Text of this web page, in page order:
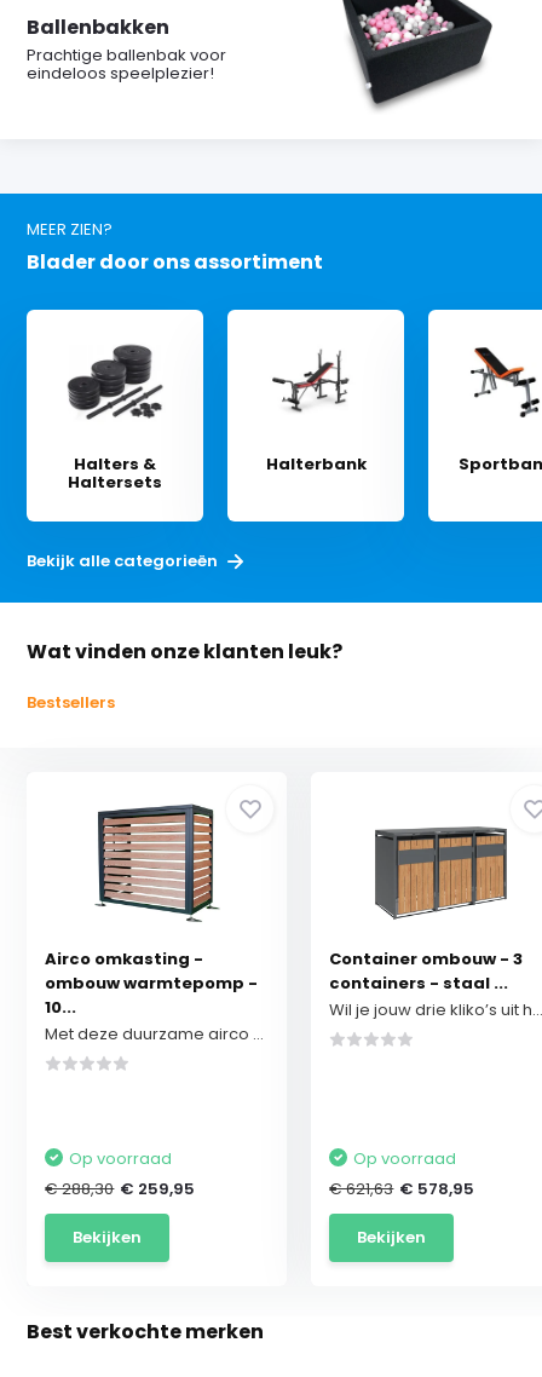
Ballenbakken
Prachtige ballenbak voor
eindeloos speelplezier!
MEER ZIEN?
Blader door ons assortiment
Bekijk alle categorieën
Halters &
Haltersets
Halterbank
Wat vinden onze klanten leuk?
Bestsellers
Airco omkasting -
ombouw warmtepomp -
10...
Met deze duurzame airco omkasting geef jij jouw ...
Op voorraad
€ 288,30 € 259,95
Bekijken
Container ombouw - 3
containers - staal ...
Wil je jouw drie
Op voorraad
€ 621,63 € 578,95
Bekijken
Best verkochte merken